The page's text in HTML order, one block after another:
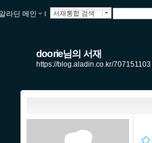
알라딘 메인 ｌ 서재통합 검색
doorie님의 서재
https://blog.aladin.co.kr/707151103